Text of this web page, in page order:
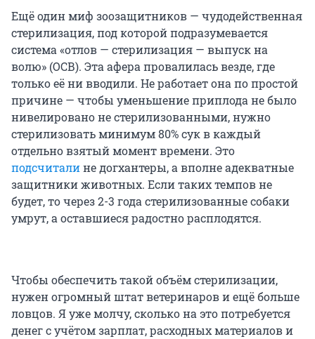
Ещё один миф зоозащитников — чудодейственная
стерилизация, под которой подразумевается
система «отлов — стерилизация — выпуск на
волю» (ОСВ). Эта афера провалилась везде, где
только её ни вводили. Не работает она по простой
причине — чтобы уменьшение приплода не было
нивелировано не стерилизованными, нужно
стерилизовать минимум 80% сук в каждый
отдельно взятый момент времени. Это
подсчиталине догхантеры, а вполне адекватные
защитники животных. Если таких темпов не
будет, то через 2-3 года стерилизованные собаки
умрут, а оставшиеся радостно расплодятся.
Чтобы обеспечить такой объём стерилизации,
нужен огромный штат ветеринаров и ещё больше
ловцов. Я уже молчу, сколько на это потребуется
денег с учётом зарплат, расходных материалов и